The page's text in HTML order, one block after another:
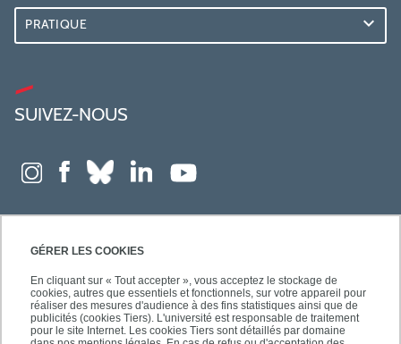
GÉRER LES COOKIES
En cliquant sur « Tout accepter », vous acceptez le stockage de
cookies, autres que essentiels et fonctionnels, sur votre appareil pour
réaliser des mesures d'audience à des fins statistiques ainsi que de
publicités (cookies Tiers). L'université est responsable de traitement
pour le site Internet. Les cookies Tiers sont détaillés par domaine
PRATIQUE
SUIVEZ-NOUS